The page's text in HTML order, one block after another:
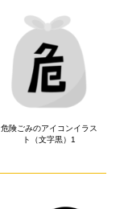
危険ごみのアイコンイラス
ト（文字黒）1